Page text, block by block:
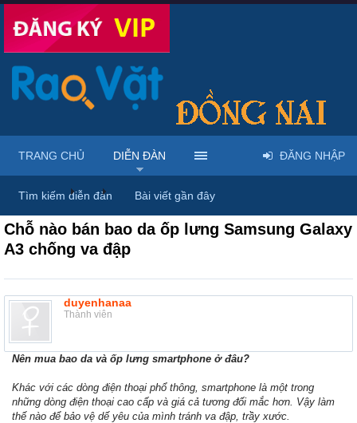
Diễn đàn ... Linh kiện & dịch vụ điện thoại
Chỗ nào bán bao da ốp lưng Samsung Galaxy
A3 chống va đập
duyenhanaa
Thành viên
Nên mua bao da và ốp lưng smartphone ở đâu?
Khác với các dòng điện thoại phổ thông, smartphone là một trong
những dòng điện thoại cao cấp và giá cả tương đối mắc hơn. Vậy làm
thế nào để bảo vệ dế yêu của mình tránh va đập, trầy xước.
TRANG CHỦ DIỄN ĐÀN
Tìm kiếm diễn đàn Bài viết gần đây
ĐĂNG NHẬP